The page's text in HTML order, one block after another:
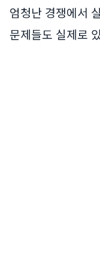
엄청난 경쟁에서
문제들도 실제로